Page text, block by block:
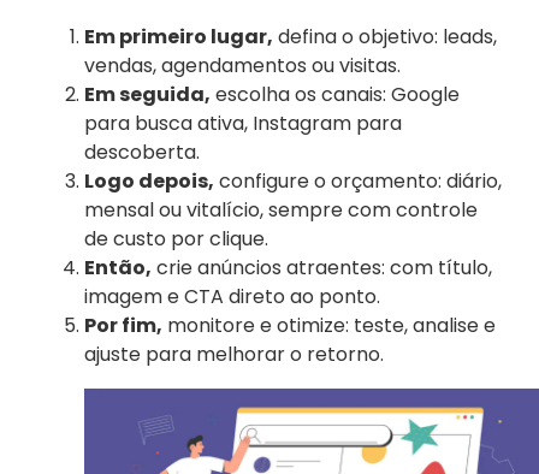
Em primeiro lugar, defina o objetivo: leads,
vendas, agendamentos ou visitas.
Em seguida, escolha os canais: Google
para busca ativa, Instagram para
descoberta.
Logo depois, configure o orçamento: diário,
mensal ou vitalício, sempre com controle
de custo por clique.
Então, crie anúncios atraentes: com título,
imagem e CTA direto ao ponto.
Por fim, monitore e otimize: teste, analise e
ajuste para melhorar o retorno.